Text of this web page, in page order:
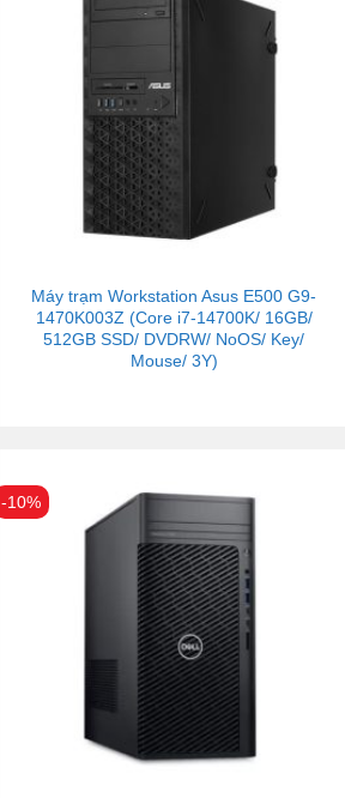
Máy trạm Workstation Asus E500 G9-
1470K003Z (Core i7-14700K/ 16GB/
512GB SSD/ DVDRW/ NoOS/ Key/
Mouse/ 3Y)
-10%